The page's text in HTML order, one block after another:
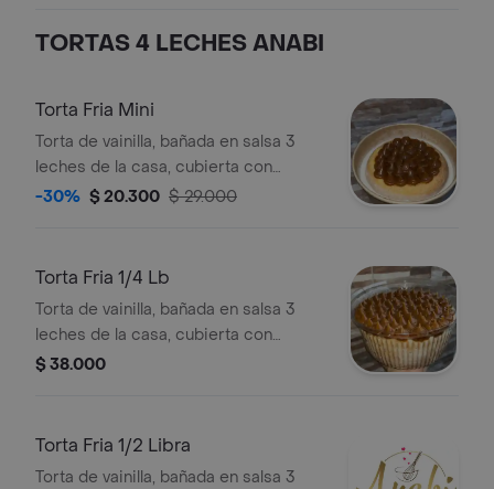
TORTAS 4 LECHES ANABI
Torta Fria Mini
Torta de vainilla, bañada en salsa 3
leches de la casa, cubierta con
arequipe, crema chantilli o
-30% $ 20.300 $ 29.000
Torta Fria 1/4 Lb
Torta de vainilla, bañada en salsa 3
leches de la casa, cubierta con
arequipe, crema chantilli o
$ 38.000
Torta Fria 1/2 Libra
Torta de vainilla, bañada en salsa 3